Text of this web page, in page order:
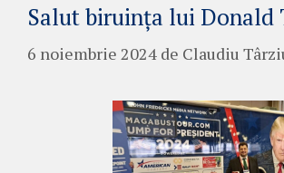
Salut biruința lui Donald
6 noiembrie 2024 de Claudiu